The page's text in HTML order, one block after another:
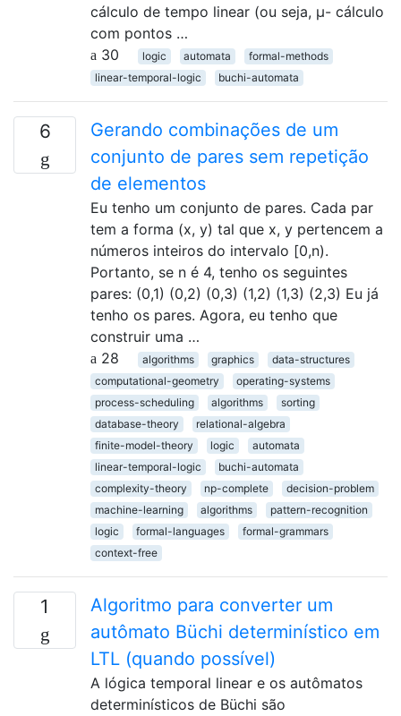
cálculo de tempo linear (ou seja, μ- cálculo
com pontos …
30
logic automata
formal-methods
linear-temporal-logic
buchi-automata
6
Gerando combinações de um
conjunto de pares sem repetição
de elementos
Eu tenho um conjunto de pares. Cada par
tem a forma (x, y) tal que x, y pertencem a
números inteiros do intervalo [0,n).
Portanto, se n é 4, tenho os seguintes
pares: (0,1) (0,2) (0,3) (1,2) (1,3) (2,3) Eu já
tenho os pares. Agora, eu tenho que
construir uma …
28
algorithms graphics
data-structures
computational-geometry
operating-systems
process-scheduling
algorithms
sorting
database-theory
relational-algebra
finite-model-theory
logic
automata
linear-temporal-logic
buchi-automata
complexity-theory
np-complete
decision-problem
machine-learning
algorithms
pattern-recognition
logic
formal-languages
formal-grammars
context-free
1
Algoritmo para converter um
autômato Büchi determinístico em
LTL (quando possível)
A lógica temporal linear e os autômatos
determinísticos de Büchi são